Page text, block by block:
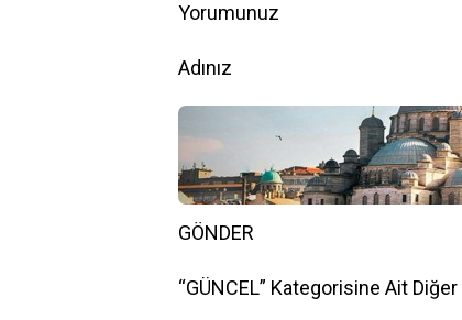
Yorumunuz
Adınız
GÖNDER
“GÜNCEL” Kategorisine Ait